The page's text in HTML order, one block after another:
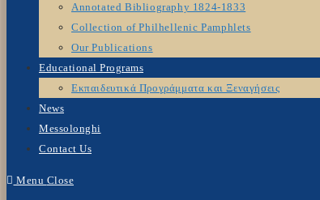
Annotated Bibliography 1824-1833
Collection of Philhellenic Pamphlets
Our Publications
Educational Programs
Εκπαιδευτικά Προγράμματα και Ξεναγήσεις
News
Messolonghi
Contact Us
Menu Close